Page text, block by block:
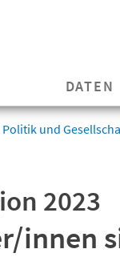
DATEN
Politik und
2023
innen